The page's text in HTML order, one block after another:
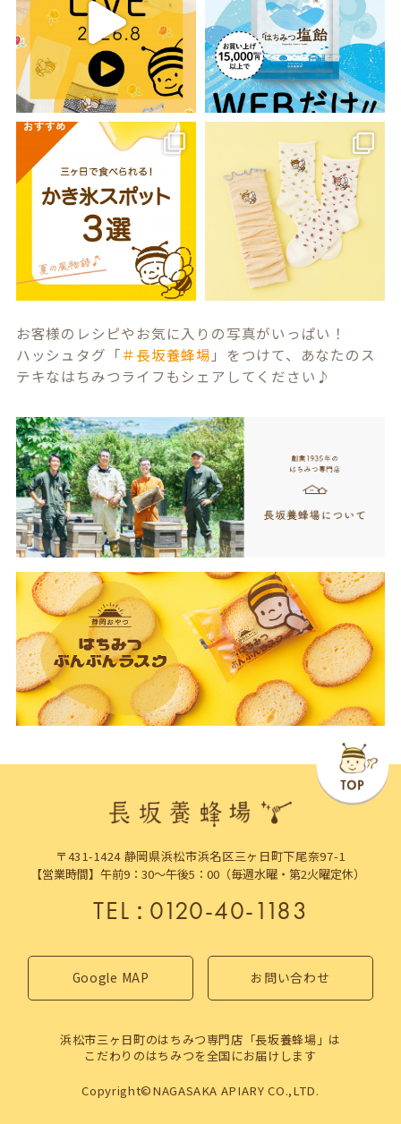
お客様のレシピやお気に入りの写真がいっぱい！
ハッシュタグ「＃長坂養蜂場 」をつけて、あなたのス
テキなはちみつライフもシェアしてください♪
〒431-1424 静岡県浜松市浜名区三ヶ日町下尾奈97-1
【営業時間】午前9：30～午後5：00（毎週水曜・第2火曜定休）
TEL：0120-40-1183
Google MAP お問い合わせ
浜松市三ヶ日町のはちみつ専門店「長坂養蜂場」は
こだわりのはちみつを全国にお届けします
Copyright©NAGASAKA APIARY CO.,LTD.